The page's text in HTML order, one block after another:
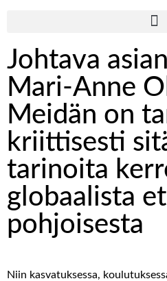
Johtava
Mari-Anne
Meidän on
kriittisesti
tarinoita
globaalista
pohjoisesta
Niin kasvatuksessa,